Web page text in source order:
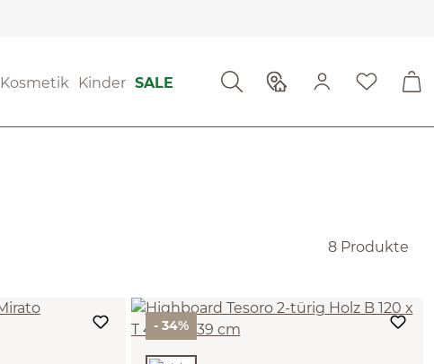
Kosmetik Kinder SALE
8 Produkte
- 34%